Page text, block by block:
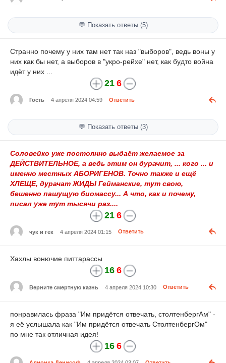
💬 Показать ответы (5)
Странно почему у них там нет так наз "выборов", ведь воны у
них как бы нет, а выборов в "укро-рейхе" нет, как будто война
идёт у них ...
21 6
Гость 4 апреля 2024 04:59 Ответить
💬 Показать ответы (3)
Соловейко уже постоянно выдаёт желаемое за
ДЕЙСТВИТЕЛЬНОЕ, а ведь этим он дурачит, ... кого ... и
именно местных АБОРИГЕНОВ. Точно также и ещё
ХЛЕЩЕ, дурачат ЖИДЫ Гейманские, тут свою,
бешенно пашущую биомассу... А что, как и почему,
писал уже тут тысячи раз....
21 6
чук и гек 4 апреля 2024 01:15 Ответить
Хахлы вонючие питтарассы
16 6
Верните смертную казнь 4 апреля 2024 10:30 Ответить
понравилась фраза "Им придётся отвечать, столтенбергАм" -
я её услышала как "Им придётся отвечать СтолтенбергОм"
по мне так отличная идея!
16 6